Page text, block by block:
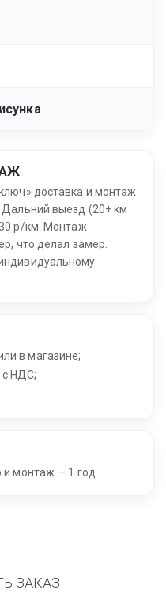
доставка и монтаж
выезд (20+ км
р/км. Монтаж
что делал замер.
в магазине;
с НДС;
и монтаж — 1 год.
ЗАКАЗ